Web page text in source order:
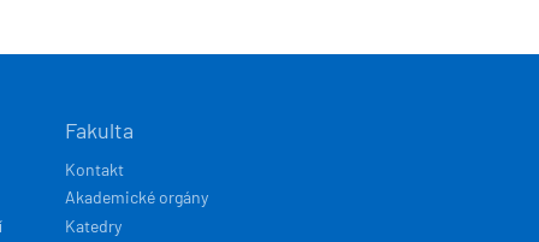
Fakulta
Kontakt
Akademické orgány
Katedry